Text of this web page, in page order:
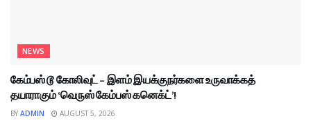
NEWS
கேம்பஸ் டூ கோலிவுட் – இளம் இயக்குநர்களை உருவாக்கத்
தயாராகும் ‘வெருஸ் கேம்பஸ் கனெக்ட்’!
BY ADMIN AUGUST 5, 2026